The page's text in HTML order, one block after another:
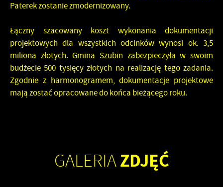
Paterek zostanie zmodernizowany.
Łączny szacowany koszt wykonania dokumentacji
projektowych dla wszystkich odcinków wynosi ok. 3,5
miliona złotych. Gmina Szubin zabezpieczyła w swoim
budżecie 500 tysięcy złotych na realizację tego zadania.
Zgodnie z harmonogramem, dokumentacje projektowe
mają zostać opracowane do końca bieżącego roku.
GALERIAZDJĘĆ